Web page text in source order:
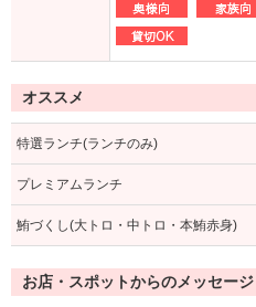
オススメ
特選ランチ(ランチのみ)
プレミアムランチ
鮪づくし(大トロ・中トロ・本鮪赤身)
お店・スポットからのメッセージ